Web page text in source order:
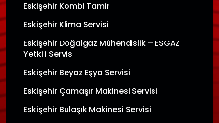
Eskişehir Kombi Tamir
Eskişehir Klima Servisi
Eskişehir Doğalgaz Mühendislik – ESGAZ
Yetkili Servis
Eskişehir Beyaz Eşya Servisi
Eskişehir Çamaşır Makinesi Servisi
Eskişehir Bulaşık Makinesi Servisi